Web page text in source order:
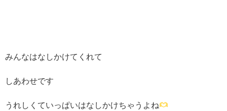
みんなはなしかけてくれて
しあわせです
うれしくていっぱいはなしかけちゃうよね